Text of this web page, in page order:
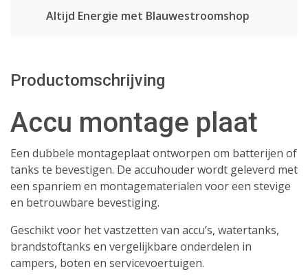
Altijd Energie met Blauwestroomshop
Productomschrijving
Accu montage plaat
Een dubbele montageplaat ontworpen om batterijen of
tanks te bevestigen. De accuhouder wordt geleverd met
een spanriem en montagematerialen voor een stevige
en betrouwbare bevestiging.
Geschikt voor het vastzetten van accu’s, watertanks,
brandstoftanks en vergelijkbare onderdelen in
campers, boten en servicevoertuigen.